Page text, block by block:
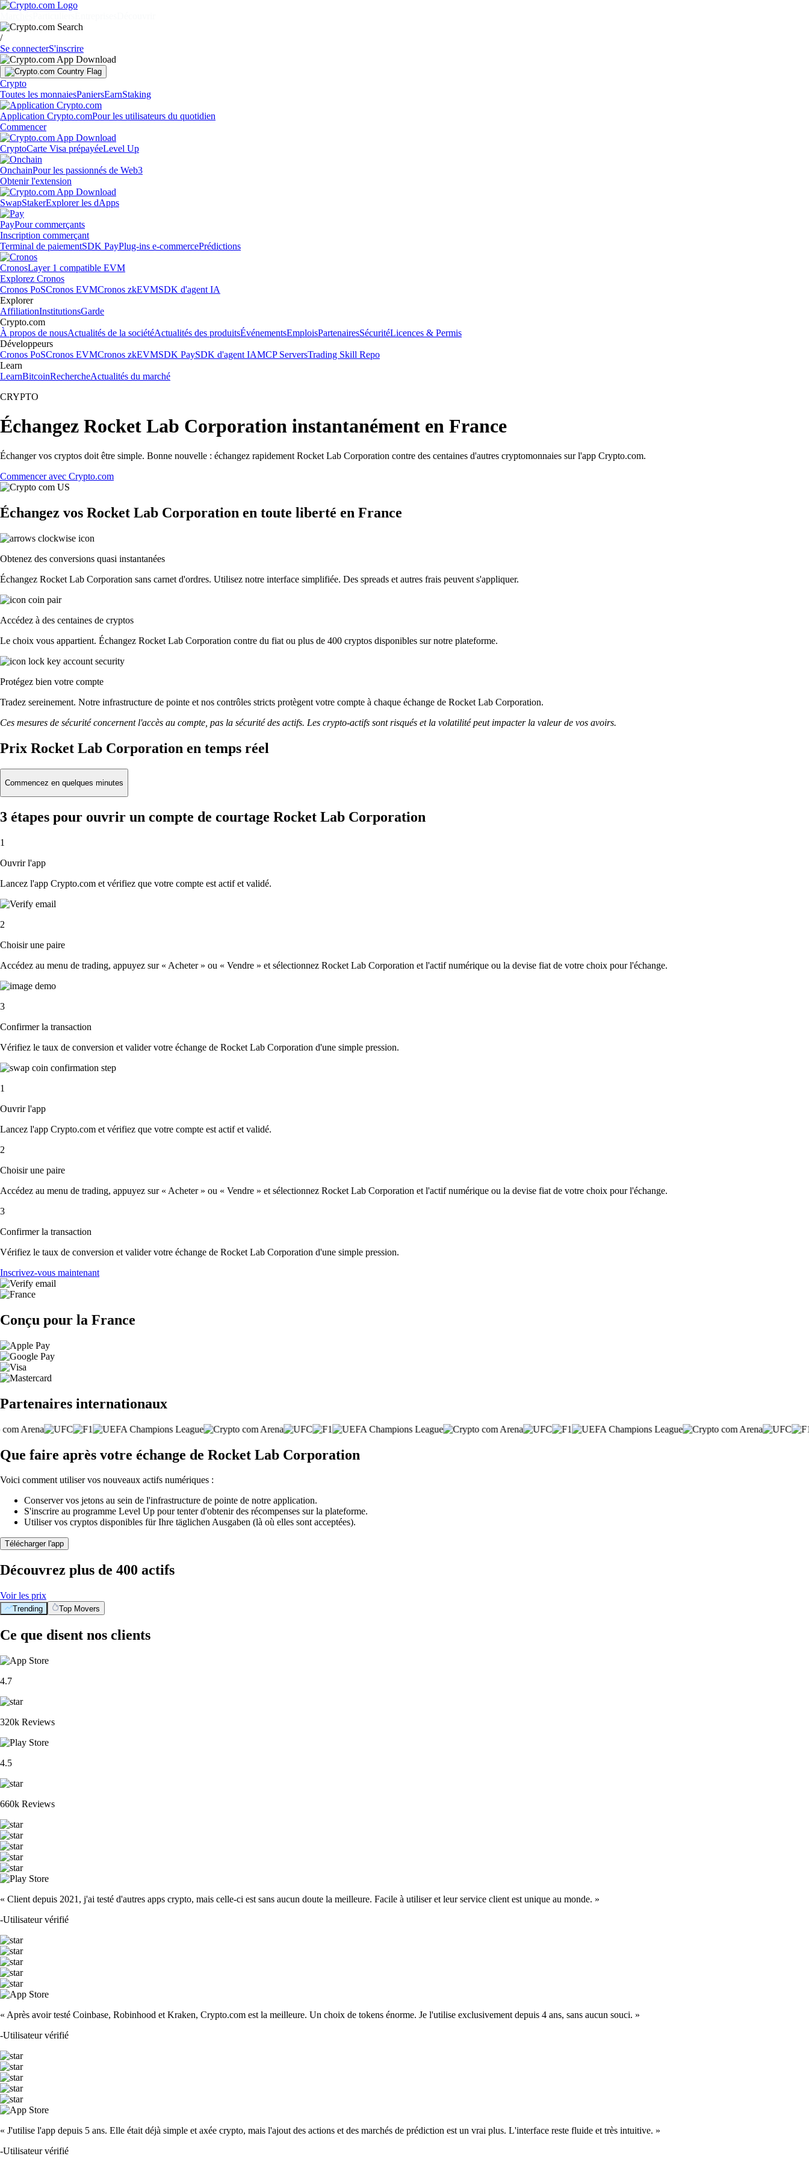
/
Se connecterS'inscrire
Crypto
Toutes les monnaiesPaniersEarnStaking
Application Crypto.comPour les utilisateurs du quotidien
Commencer
CryptoCarte Visa prépayéeLevel Up
OnchainPour les passionnés de Web3
Obtenir l'extension
SwapStakerExplorer les dApps
PayPour commerçants
Inscription commerçant
Terminal de paiementSDK PayPlug-ins e-commercePrédictions
CronosLayer 1 compatible EVM
Explorez Cronos
Cronos PoSCronos EVMCronos zkEVMSDK d'agent IA
Explorer
AffiliationInstitutionsGarde
Crypto.com
À propos de nousActualités de la sociétéActualités des produitsÉvénementsEmploisPartenairesSécuritéLicences & Permis
Développeurs
Cronos PoSCronos EVMCronos zkEVMSDK PaySDK d'agent IAMCP ServersTrading Skill Repo
Learn
LearnBitcoinRechercheActualités du marché
CRYPTO
Échangez Rocket Lab Corporation instantanément en France
Échanger vos cryptos doit être simple. Bonne nouvelle : échangez rapidement Rocket Lab Corporation contre des centaines d'autres cryptomonnaies sur l'app Crypto.com.
Commencer avec Crypto.com
Échangez vos Rocket Lab Corporation en toute liberté en France
Obtenez des conversions quasi instantanées
Échangez Rocket Lab Corporation sans carnet d'ordres. Utilisez notre interface simplifiée. Des spreads et autres frais peuvent s'appliquer.
Accédez à des centaines de cryptos
Le choix vous appartient. Échangez Rocket Lab Corporation contre du fiat ou plus de 400 cryptos disponibles sur notre plateforme.
Protégez bien votre compte
Tradez sereinement. Notre infrastructure de pointe et nos contrôles stricts protègent votre compte à chaque échange de Rocket Lab Corporation.
Ces mesures de sécurité concernent l'accès au compte, pas la sécurité des actifs. Les crypto-actifs sont risqués et la volatilité peut impacter la valeur de vos avoirs.
Prix Rocket Lab Corporation en temps réel
Commencez en quelques minutes
3 étapes pour ouvrir un compte de courtage Rocket Lab Corporation
1
Ouvrir l'app
Lancez l'app Crypto.com et vérifiez que votre compte est actif et validé.
2
Choisir une paire
Accédez au menu de trading, appuyez sur « Acheter » ou « Vendre » et sélectionnez Rocket Lab Corporation et l'actif numérique ou la devise fiat de votre choix pour l'échange.
3
Confirmer la transaction
Vérifiez le taux de conversion et valider votre échange de Rocket Lab Corporation d'une simple pression.
1
Ouvrir l'app
Lancez l'app Crypto.com et vérifiez que votre compte est actif et validé.
2
Choisir une paire
Accédez au menu de trading, appuyez sur « Acheter » ou « Vendre » et sélectionnez Rocket Lab Corporation et l'actif numérique ou la devise fiat de votre choix pour l'échange.
3
Confirmer la transaction
Vérifiez le taux de conversion et valider votre échange de Rocket Lab Corporation d'une simple pression.
Inscrivez-vous maintenant
Conçu pour la France
Partenaires internationaux
Que faire après votre échange de Rocket Lab Corporation
Voici comment utiliser vos nouveaux actifs numériques :
Conserver vos jetons au sein de l'infrastructure de pointe de notre application.
S'inscrire au programme Level Up pour tenter d'obtenir des récompenses sur la plateforme.
Utiliser vos cryptos disponibles für Ihre täglichen Ausgaben (là où elles sont acceptées).
Télécharger l'app
Découvrez plus de 400 actifs
Voir les prix
Trending Top Movers
Ce que disent nos clients
4.7
320k Reviews
4.5
660k Reviews
« Client depuis 2021, j'ai testé d'autres apps crypto, mais celle-ci est sans aucun doute la meilleure. Facile à utiliser et leur service client est unique au monde. »
-Utilisateur vérifié
« Après avoir testé Coinbase, Robinhood et Kraken, Crypto.com est la meilleure. Un choix de tokens énorme. Je l'utilise exclusivement depuis 4 ans, sans aucun souci. »
-Utilisateur vérifié
« J'utilise l'app depuis 5 ans. Elle était déjà simple et axée crypto, mais l'ajout des actions et des marchés de prédiction est un vrai plus. L'interface reste fluide et très intuitive. »
-Utilisateur vérifié